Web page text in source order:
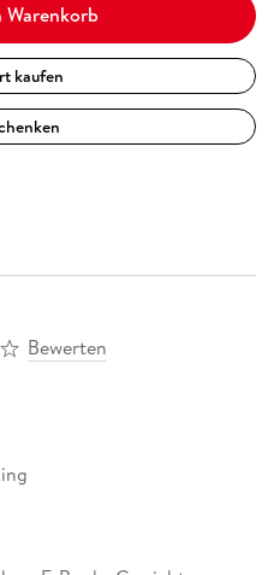
Warenkorb
kaufen
Bewerten